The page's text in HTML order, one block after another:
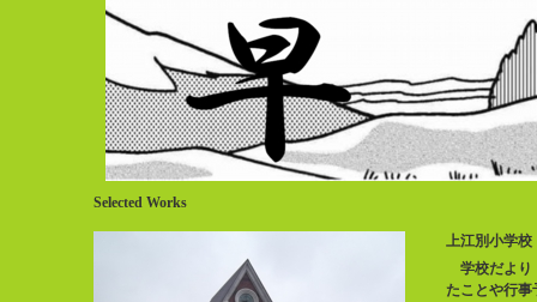
Selected Works
上江別小学
学校だより
たことや行